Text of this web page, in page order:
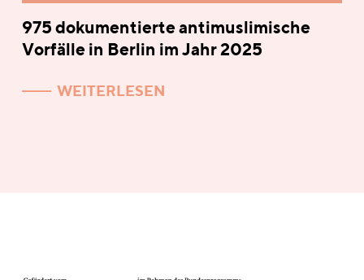
975 dokumentierte antimuslimische
Vorfälle in Berlin im Jahr 2025
WEITERLESEN